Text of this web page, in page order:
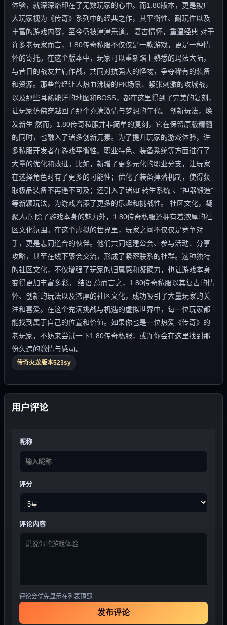
体验，就深深烙印在了无数玩家的心中。而1.80版本，更是被广
大玩家视为《传奇》系列中的经典之作，其平衡性、耐玩性以及
丰富的游戏内容，至今仍被津津乐道。 复古情怀，重温经典 对于
许多老玩家而言，1.80传奇私服不仅仅是一款游戏，更是一种情
怀的寄托。在这个版本中，玩家可以重新踏上熟悉的玛法大陆，
与昔日的战友并肩作战，共同对抗强大的怪物，争夺稀有的装备
和资源。那些曾经让人热血沸腾的PK场景、紧张刺激的攻城战，
以及那些耳熟能详的地图和BOSS，都在这里得到了完美的复刻，
让玩家仿佛穿越回了那个充满激情与梦想的年代。 创新玩法，焕
发新生 然而，1.80传奇私服并非简单的复刻，它在保留原版精髓
的同时，也融入了诸多创新元素。为了提升玩家的游戏体验，许
多私服开发者在游戏平衡性、职业特色、装备系统等方面进行了
大量的优化和改进。比如，新增了更多元化的职业分支，让玩家
在选择角色时有了更多的可能性；优化了装备掉落机制，使得获
取极品装备不再遥不可及；还引入了诸如“转生系统”、“神器锻造”
等新颖玩法，为游戏增添了更多的乐趣和挑战性。 社区文化，凝
聚人心 除了游戏本身的魅力外，1.80传奇私服还拥有着浓厚的社
区文化氛围。在这个虚拟的世界里，玩家之间不仅仅是竞争对
手，更是志同道合的伙伴。他们共同组建公会、参与活动、分享
攻略，甚至在线下聚会交流，形成了紧密联系的社群。这种独特
的社区文化，不仅增强了玩家的归属感和凝聚力，也让游戏本身
变得更加丰富多彩。 结语 总而言之，1.80传奇私服以其复古的情
怀、创新的玩法以及浓厚的社区文化，成功吸引了大量玩家的关
注和喜爱。在这个充满挑战与机遇的虚拟世界中，每一位玩家都
能找到属于自己的位置和价值。如果你也是一位热爱《传奇》的
老玩家，不妨来尝试一下1.80传奇私服，或许你会在这里找到那
份久违的激情与感动。
传奇火龙版本523sy
用户评论
昵称
评分
评论内容
评论会优先显示在列表顶部
发布评论